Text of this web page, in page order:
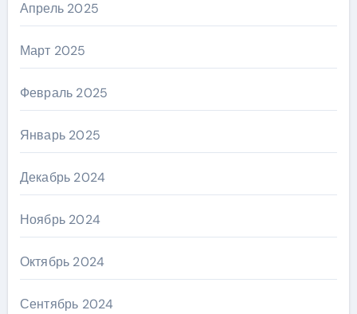
Апрель 2025
Март 2025
Февраль 2025
Январь 2025
Декабрь 2024
Ноябрь 2024
Октябрь 2024
Сентябрь 2024